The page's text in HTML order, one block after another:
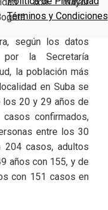
Términos y Condiciones
según los datos
por la Secretaría
la población más
en Suba se
los 20 y 29 años de
confirmados,
entre los 30
204 casos, adultos
años con 155, y de
con 151 casos en